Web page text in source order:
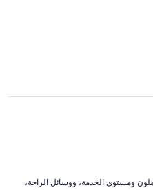
عناصر نالت الإعجاب: ⁦النظافة⁩، و⁦العاملون ومستوى الخدمة⁩، و⁦وسائل الراحة⁩،